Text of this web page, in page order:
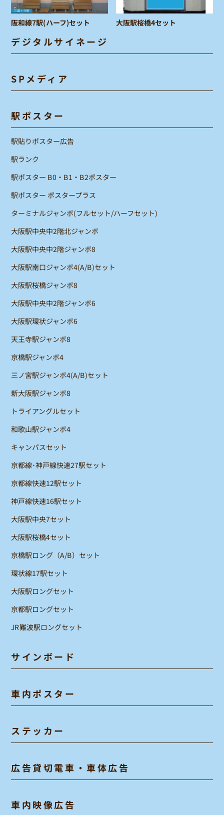
阪和線7駅(ハーフ)セット 大阪駅桜橋4セット
デジタルサイネージ
SPメディア
駅ポスター
駅貼りポスター広告
駅ランク
駅ポスター B0・B1・B2ポスター
駅ポスター ポスタープラス
ターミナルジャンボ(フルセット/ハーフセット)
大阪駅中央中2階北ジャンボ
大阪駅中央中2階ジャンボ8
大阪駅南口ジャンボ4(A/B)セット
大阪駅桜橋ジャンボ8
大阪駅中央中2階ジャンボ6
大阪駅環状ジャンボ6
天王寺駅ジャンボ8
京橋駅ジャンボ4
三ノ宮駅ジャンボ4(A/B)セット
新大阪駅ジャンボ8
トライアングルセット
和歌山駅ジャンボ4
キャンパスセット
京都線･神戸線快速27駅セット
京都線快速12駅セット
神戸線快速16駅セット
大阪駅中央7セット
大阪駅桜橋4セット
京橋駅ロング（A/B）セット
環状線17駅セット
大阪駅ロングセット
京都駅ロングセット
JR難波駅ロングセット
サインボード
車内ポスター
ステッカー
広告貸切電車・車体広告
車内映像広告